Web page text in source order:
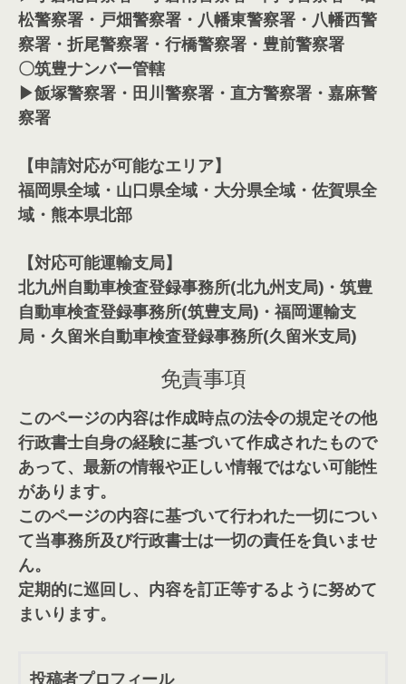
松警察署・戸畑警察署・八幡東警察署・八幡西警
察署・折尾警察署・行橋警察署・豊前警察署
〇筑豊ナンバー管轄
▶飯塚警察署・田川警察署・直方警察署・嘉麻警
察署
【申請対応が可能なエリア】
福岡県全域・山口県全域・大分県全域・佐賀県全
域・熊本県北部
【対応可能運輸支局】
北九州自動車検査登録事務所(北九州支局)・筑豊
自動車検査登録事務所(筑豊支局)・福岡運輸支
局・久留米自動車検査登録事務所(久留米支局)
免責事項
このページの内容は作成時点の法令の規定その他
行政書士自身の経験に基づいて作成されたもので
あって、最新の情報や正しい情報ではない可能性
があります。
このページの内容に基づいて行われた一切につい
て当事務所及び行政書士は一切の責任を負いませ
ん。
定期的に巡回し、内容を訂正等するように努めて
まいります。
投稿者プロフィール